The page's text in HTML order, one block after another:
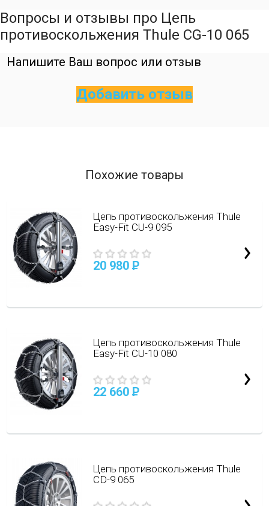
Вопросы и отзывы про Цепь
противоскольжения Thule CG-10 065
Напишите Ваш вопрос или отзыв
Добавить отзыв
Похожие товары
Цепь противоскольжения Thule
Easy-Fit CU-9 095
20 980 P
Цепь противоскольжения Thule
Easy-Fit CU-10 080
22 660 P
Цепь противоскольжения Thule
CD-9 065